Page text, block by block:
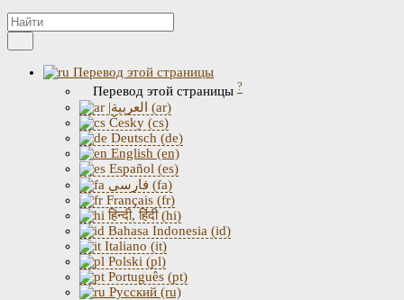
Перевод этой страницы
Перевод этой страницы ?
|العربية (ar)
Česky (cs)
Deutsch (de)
English (en)
Español (es)
فارسی (fa)
Français (fr)
हिन्दी, हिंदी (hi)
Bahasa Indonesia (id)
Italiano (it)
Polski (pl)
Português (pt)
Русский (ru)